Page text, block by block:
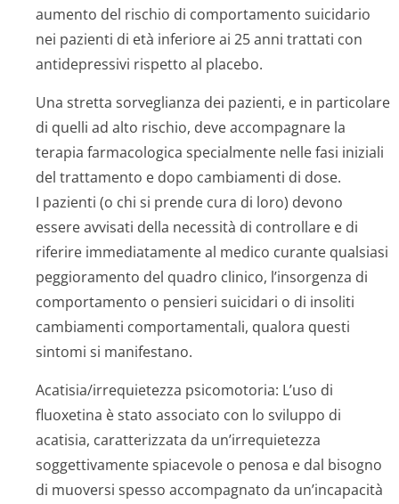
aumento del rischio di comportamento suicidario
nei pazienti di età inferiore ai 25 anni trattati con
antidepressivi rispetto al placebo.
Una stretta sorveglianza dei pazienti, e in particolare
di quelli ad alto rischio, deve accompagnare la
terapia farmacologica specialmente nelle fasi iniziali
del trattamento e dopo cambiamenti di dose.
I pazienti (o chi si prende cura di loro) devono
essere avvisati della necessità di controllare e di
riferire immediatamente al medico curante qualsiasi
peggioramento del quadro clinico, l’insorgenza di
comportamento o pensieri suicidari o di insoliti
cambiamenti comportamentali, qualora questi
sintomi si manifestano.
Acatisia/irre­quietezza psicomotoria: L’uso di
fluoxetina è stato associato con lo sviluppo di
acatisia, caratterizzata da un’irrequietezza
soggettivamente spiacevole o penosa e dal bisogno
di muoversi spesso accompagnato da un’incapacità